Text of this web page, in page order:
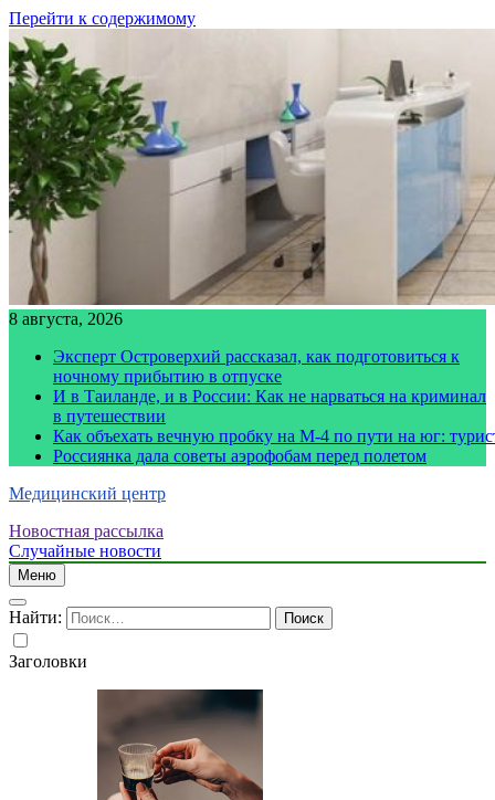
Перейти к содержимому
8 августа, 2026
Эксперт Островерхий рассказал, как подготовиться к
ночному прибытию в отпуске
И в Таиланде, и в России: Как не нарваться на криминал
в путешествии
Как объехать вечную пробку на М-4 по пути на юг:
Россиянка дала советы аэрофобам перед полетом
Медицинский центр
Новостная рассылка
Случайные новости
Меню
Найти:
Заголовки